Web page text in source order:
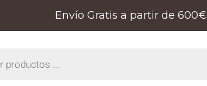
Envío Gratis a partir de 600€